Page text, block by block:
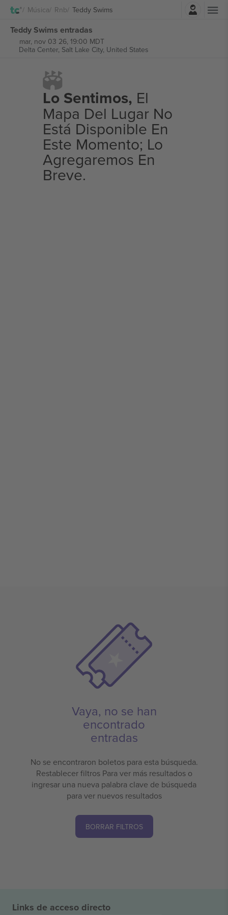
Música Rnb Teddy Swims
Teddy Swims entradas
mar, nov 03 26, 19:00 MDT
Delta Center, Salt Lake City, United States
Lo Sentimos, El
Mapa Del Lugar No
Está Disponible En
Este Momento; Lo
Agregaremos En
Breve.
Vaya, no se han
encontrado
entradas
No se encontraron boletos para esta búsqueda.
Restablecer filtros Para ver más resultados o
ingresar una nueva palabra clave de búsqueda
para ver nuevos resultados
BORRAR FILTROS
Links de acceso directo